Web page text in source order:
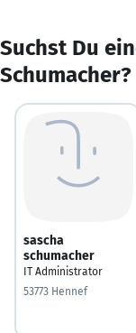
Suchst Du
Schumacher?
sascha
schumacher
IT Administrator
53773 Hennef